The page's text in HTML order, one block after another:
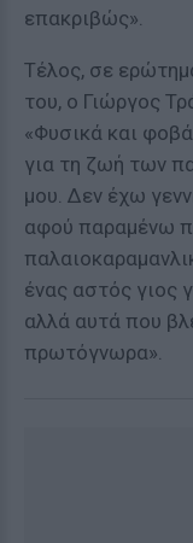
επακριβώς».
Τέλος, σε
του, ο Γιώργος
«Φυσικά και
για τη ζωή των
μου. Δεν έχω
αφού παραμένω
ένας αστός γιος
αλλά αυτά που
πρωτόγνωρα».